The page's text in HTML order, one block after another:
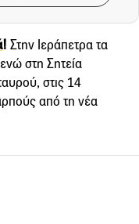
! Στην Ιεράπετρα τα
στη Σητεία
στις 14
από τη νέα